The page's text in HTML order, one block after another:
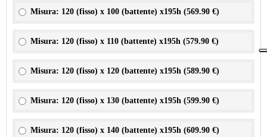
Misura: 120 (fisso) x 100 (battente) x195h (569.90 €)
Misura: 120 (fisso) x 110 (battente) x195h (579.90 €)
Misura: 120 (fisso) x 120 (battente) x195h (589.90 €)
Misura: 120 (fisso) x 130 (battente) x195h (599.90 €)
Misura: 120 (fisso) x 140 (battente) x195h (609.90 €)